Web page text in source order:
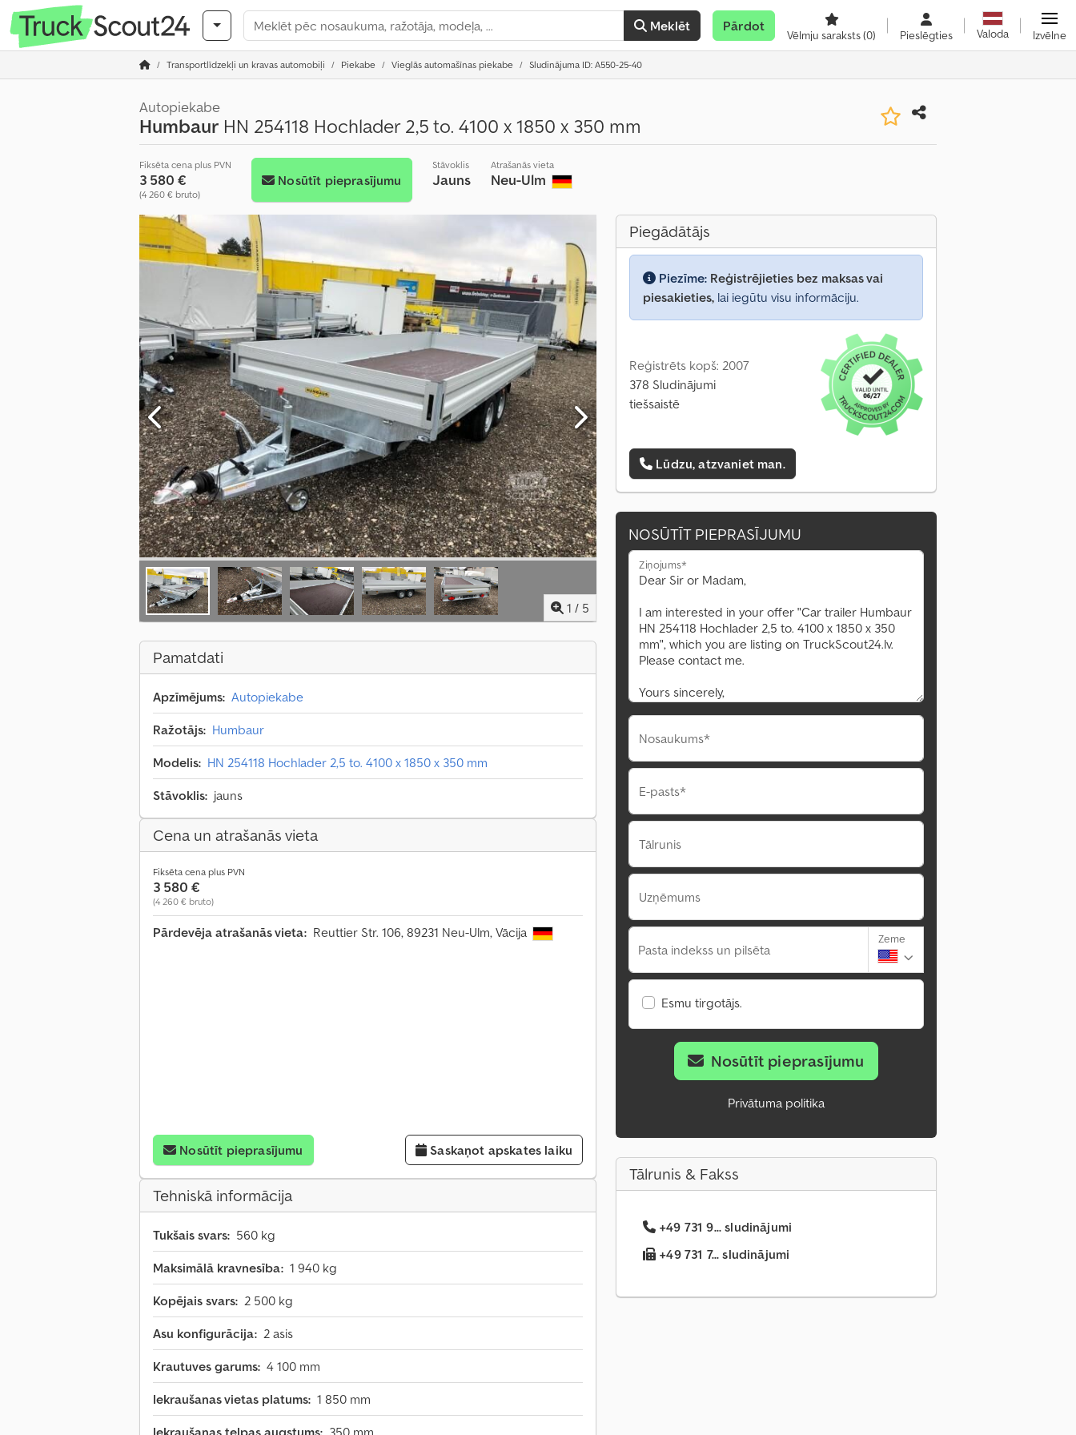
Meklēt Pārdot
Vēlmju saraksts(0) Pieslēgties Valoda Izvēlne
Transportlīdzekļi un kravas automobiļi Piekabe Vieglās automašīnas piekabe Sludinājuma ID: A550-25-40
Autopiekabe
Humbaur HN 254118 Hochlader 2,5 to. 4100 x 1850 x 350 mm
Fiksēta cena plus PVN
3 580 €
(4 260 € bruto)
Nosūtīt pieprasījumu
Stāvoklis
Jauns
Atrašanās vieta
Neu-Ulm
1 / 5
Pamatdati
Apzīmējums: Autopiekabe
Ražotājs: Humbaur
Modelis: HN 254118 Hochlader 2,5 to. 4100 x 1850 x 350 mm
Stāvoklis: jauns
Cena un atrašanās vieta
Fiksēta cena plus PVN
3 580 €
(4 260 € bruto)
Pārdevēja atrašanās vieta: Reuttier Str. 106, 89231 Neu-Ulm, Vācija
Nosūtīt pieprasījumu Saskaņot apskates laiku
Tehniskā informācija
Tukšais svars: 560 kg
Maksimālā kravnesība: 1 940 kg
Kopējais svars: 2 500 kg
Asu konfigurācija: 2 asis
Krautuves garums: 4 100 mm
Iekraušanas vietas platums: 1 850 mm
Piegādātājs
Piezīme: Reģistrējieties bez maksas vai
piesakieties, lai iegūtu visu informāciju.
Reģistrēts kopš: 2007
378 Sludinājumi
tiešsaistē
Lūdzu, atzvaniet man.
NOSŪTĪT PIEPRASĪJUMU
Ziņojums*
Nosaukums*
E-pasts*
Tālrunis
Uzņēmums
Pasta indekss un pilsēta
Zeme
Esmu tirgotājs.
Nosūtīt pieprasījumu
Privātuma politika
Tālrunis & Fakss
+49 731 9... sludinājumi
+49 731 7... sludinājumi